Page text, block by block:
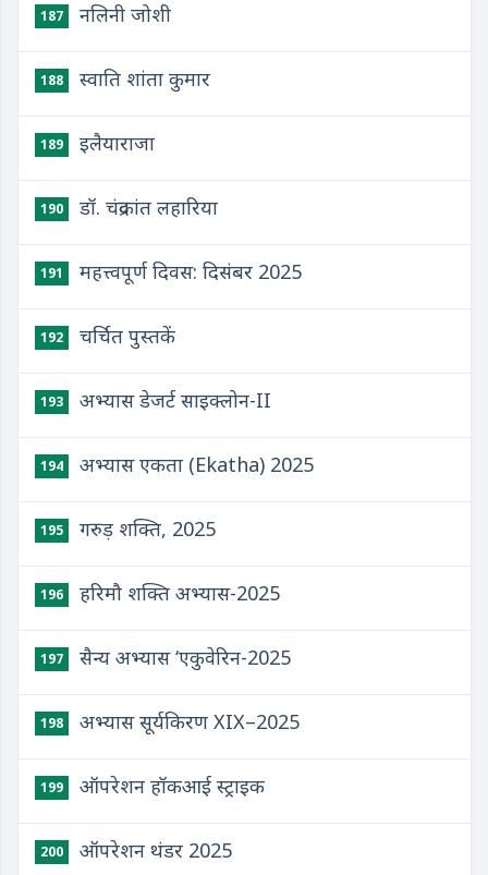
187 नलिनी जोशी
188 स्वाति शांता कुमार
189 इलैयाराजा
190 डॉ. चंद्रकांत लहारिया
191 महत्त्वपूर्ण दिवस: दिसंबर 2025
192 चर्चित पुस्तकें
193 अभ्यास डेजर्ट साइक्लोन-II
194 अभ्यास एकता (Ekatha) 2025
195 गरुड़ शक्ति, 2025
196 हरिमौ शक्ति अभ्यास-2025
197 सैन्य अभ्यास ‘एकुवेरिन-2025
198 अभ्यास सूर्यकिरण XIX–2025
199 ऑपरेशन हॉकआई स्ट्राइक
200 ऑपरेशन थंडर 2025